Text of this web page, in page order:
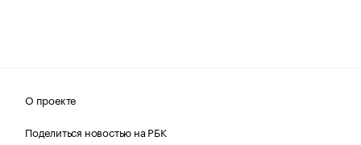
О проекте
Поделиться новостью на РБК